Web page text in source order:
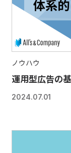
ノウハウ
運用型広告の
2024.07.01